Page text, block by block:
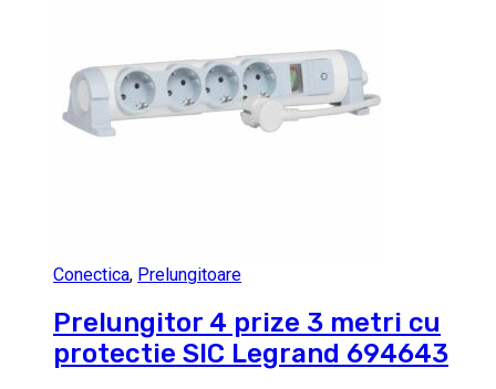
Conectica, Prelungitoare
Prelungitor 4 prize 3 metri cu
protectie SIC Legrand 694643